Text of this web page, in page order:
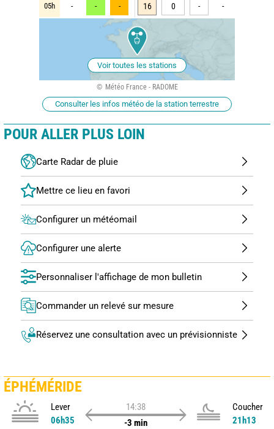
05h - - - 16 0 - -
Voir toutes les stations
Météo France - RADOME
Consulter les infos météo de la station terrestre
POUR ALLER PLUS LOIN
Carte Radar de pluie
Configurer un météomail
Configurer une alerte
Personnaliser l'affichage de mon bulletin
Commander un relevé sur mesure
Réservez une consultation avec un prévisionniste
ÉPHÉMÉRIDE
Lever
06h35
14:38
-3 min
Coucher
21h13